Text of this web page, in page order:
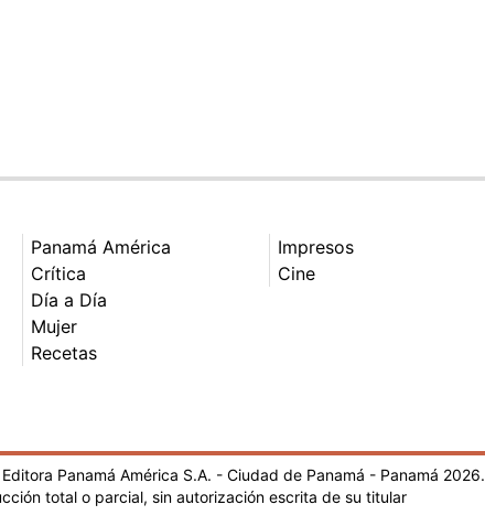
Panamá América
Crítica
Día a Día
Mujer
Recetas
Impresos
Cine
Panamá América S.A. - Ciudad de Panamá - Panamá 2026.
total o parcial, sin autorización escrita de su titular